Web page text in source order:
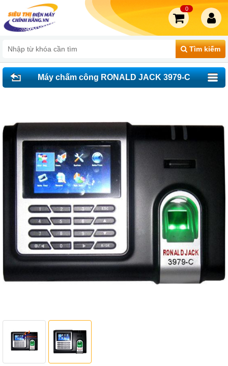
Tìm kiếm
0
Máy chấm công RONALD JACK 3979-C